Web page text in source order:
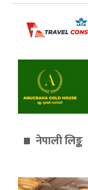
नेपाली लिङ्क